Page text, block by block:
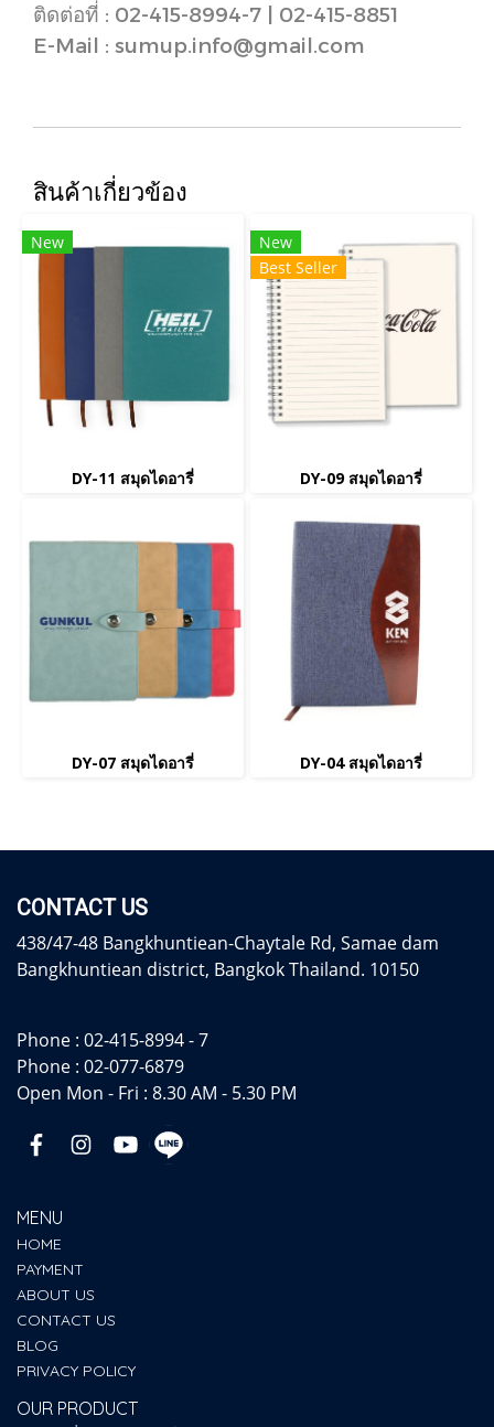
ติดต่อที่ : 02-415-8994-7 | 02-415-8851
E-Mail : sumup.info@gmail.com
สินค้าเกี่ยวข้อง
New
DY-11 สมุดไดอารี่
New
Best Seller
DY-09 สมุดไดอารี่
DY-07 สมุดไดอารี่ DY-04 สมุดไดอารี่
CONTACT US
438/47-48 Bangkhuntiean-Chaytale Rd, Samae dam
Bangkhuntiean district, Bangkok Thailand. 10150
Phone : 02-415-8994 - 7
Phone : 02-077-6879
Open Mon - Fri : 8.30 AM - 5.30 PM
MENU
HOME
PAYMENT
ABOUT US
CONTACT US
BLOG
PRIVACY POLICY
OUR PRODUCT